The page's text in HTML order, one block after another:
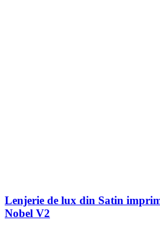
Lenjerie de lux din Satin
Nobel V2